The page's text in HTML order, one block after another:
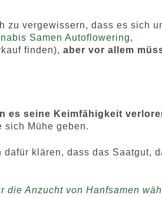
zu vergewissern, dass es sich
Samen Autoflowering,
finden),aber vor allem
es seine Keimfähigkeit
sich Mühe geben.
dafür klären, dass das Saatgut,
die Anzucht von Hanfsamen